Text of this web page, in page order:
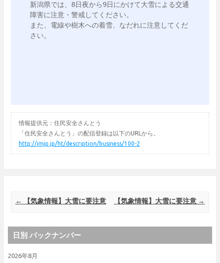
新潟県では、8日夜から9日にかけて大雪による交通
障害に注意・警戒してください。
また、電線や樹木への着雪、なだれに注意してくだ
さい。
情報提供元：住民安全さんとう
「住民安全さんとう」の配信登録は以下のURLから。
http://jmjp.jp/ht/description/business/100-2
Post navigation
← 【気象情報】大雪に要注意 【気象情報】大雪に要注意 →
日別 バックナンバー
2026年8月